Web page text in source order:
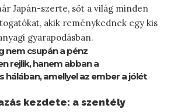
Japán-szerte, sőt a világ minden
akik reménykednek egy kis
gyarapodásban.
nem csupán a pénz
rejlik, hanem abban a
hálában, amellyel az ember a jólét
kezdete: a szentély